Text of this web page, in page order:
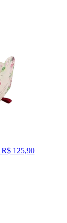
R$ 125,90